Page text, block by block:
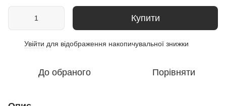
Купити
Увійти для відображення накопичувальної знижки
До обраного Порівняти